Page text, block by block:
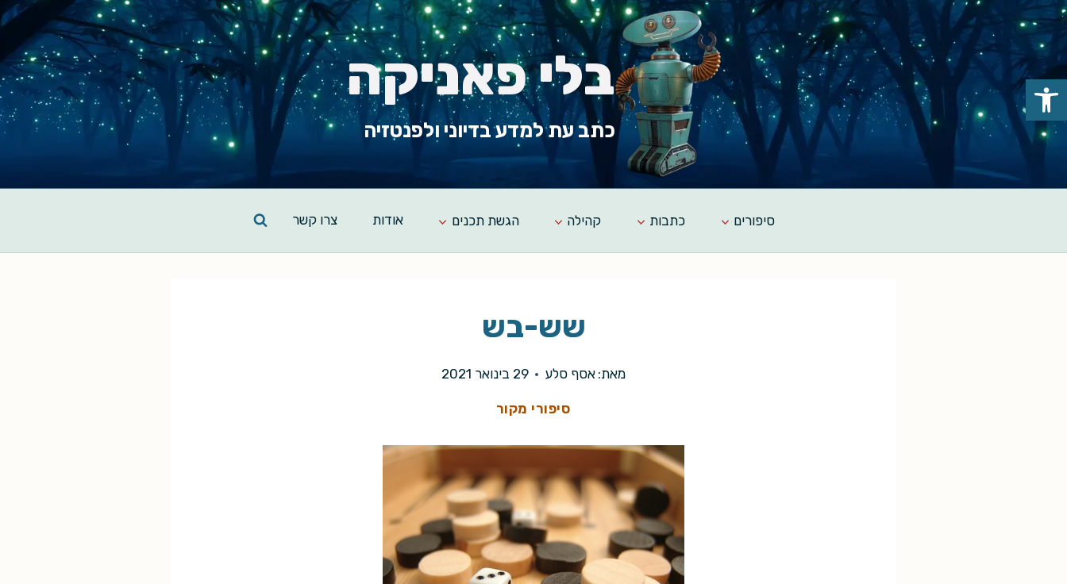
Skip
content
בלי פאניקה
כתב עת למדע בדיוני ולפנטזיה
סיפורים כתבות קהילה הגשת תכנים אודות צרו קשר
שש-בש
מאת: אסף סלע 29 בינואר 2021
סיפורי מקור
פתח סרגל נגישות